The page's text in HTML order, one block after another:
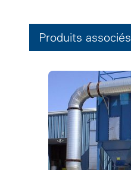
Produits associés